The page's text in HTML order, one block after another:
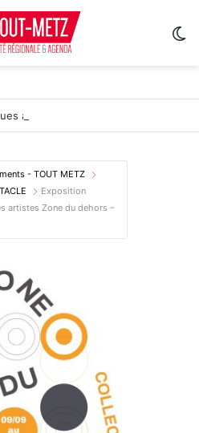
- TOUT METZ
Exposition
artistes Zone du dehors –